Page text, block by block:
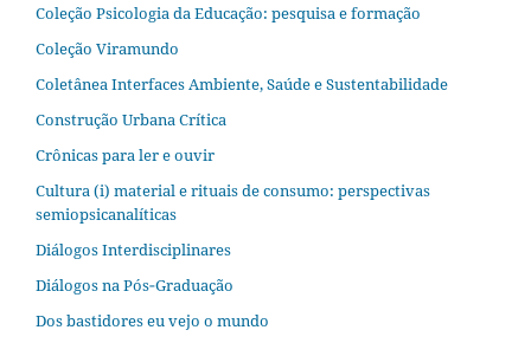
Coleção Psicologia da Educação: pesquisa e formação
Coleção Viramundo
Coletânea Interfaces Ambiente, Saúde e Sustentabilidade
Construção Urbana Crítica
Crônicas para ler e ouvir
Cultura (i) material e rituais de consumo: perspectivas
semiopsicanalíticas
Diálogos Interdisciplinares
Diálogos na Pós‐Graduação
Dos bastidores eu vejo o mundo